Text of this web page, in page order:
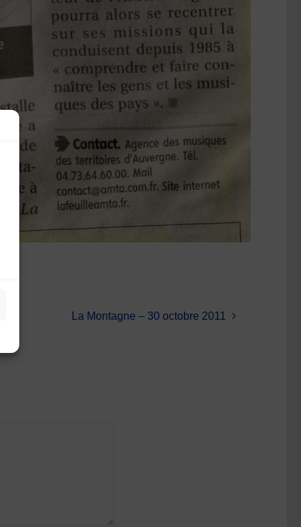
La Montagne – 30 octobre 2011